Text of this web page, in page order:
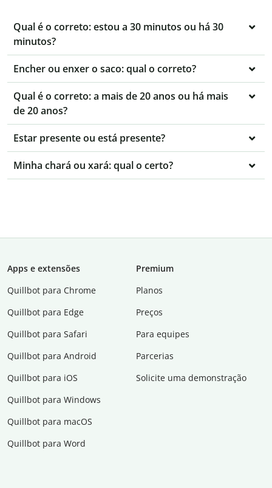
Qual é o correto: estou a 30 minutos ou há 30
minutos?
Encher ou enxer o saco: qual o correto?
Qual é o correto: a mais de 20 anos ou há mais
de 20 anos?
Estar presente ou está presente?
Minha chará ou xará: qual o certo?
Apps e extensões
Quillbot para Chrome
Quillbot para Edge
Quillbot para Safari
Quillbot para Android
Quillbot para iOS
Quillbot para Windows
Quillbot para macOS
Quillbot para Word
Premium
Planos
Preços
Para equipes
Parcerias
Solicite uma demonstração